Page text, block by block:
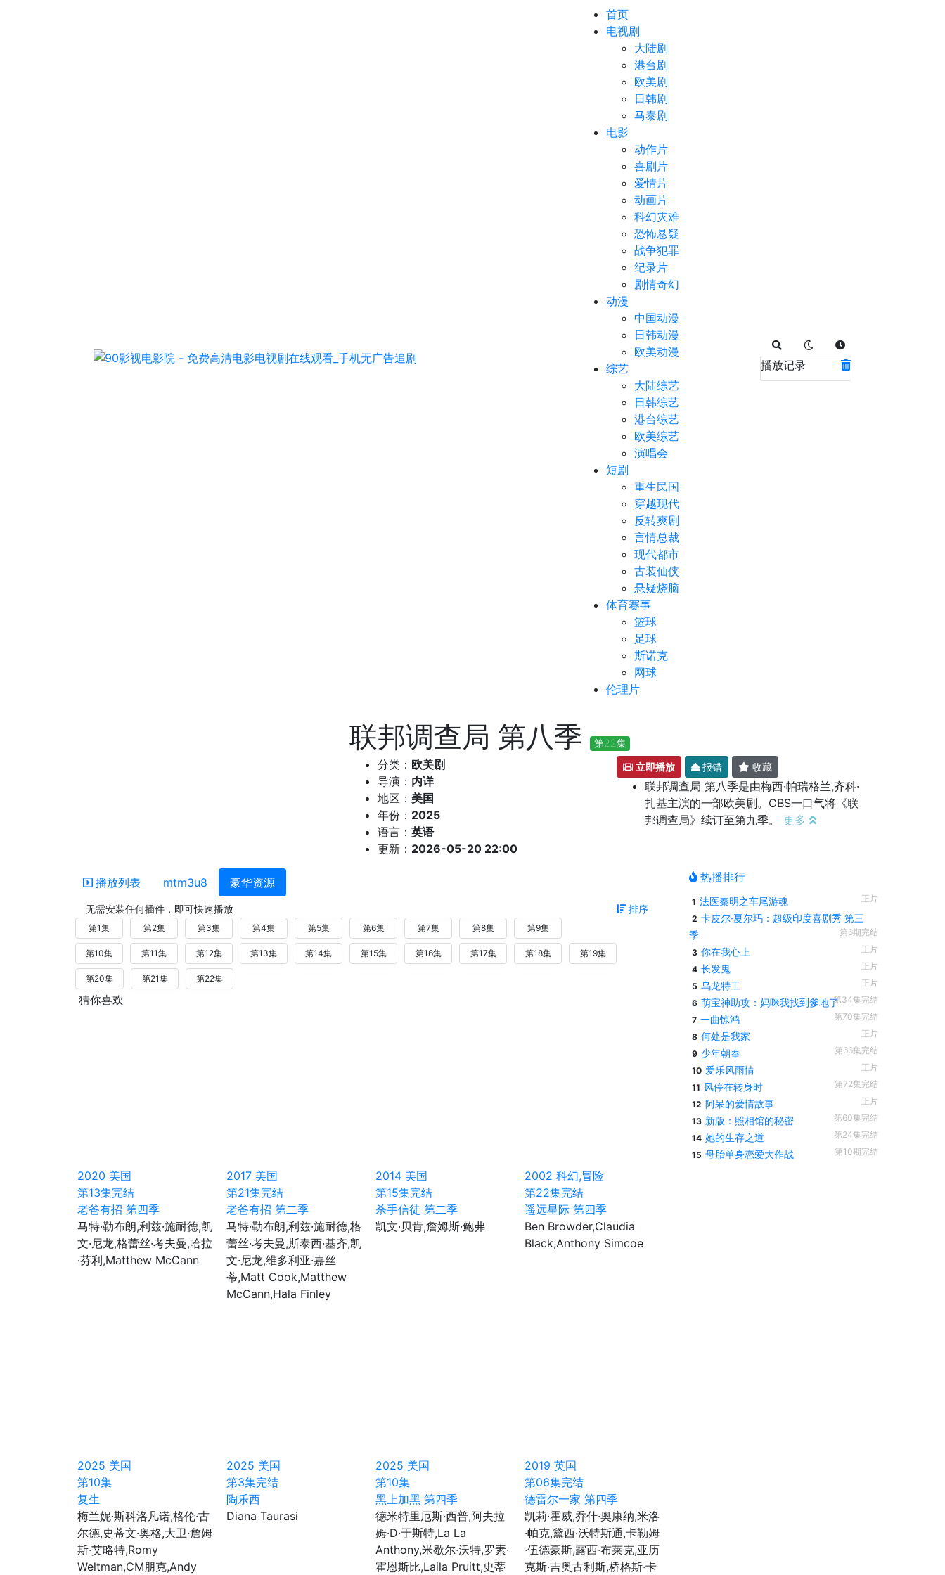
首页
电视剧
大陆剧
港台剧
欧美剧
日韩剧
马泰剧
电影
动作片
喜剧片
爱情片
动画片
科幻灾难
恐怖悬疑
战争犯罪
纪录片
剧情奇幻
动漫
中国动漫
日韩动漫
欧美动漫
综艺
大陆综艺
日韩综艺
港台综艺
欧美综艺
演唱会
短剧
重生民国
穿越现代
反转爽剧
言情总裁
现代都市
古装仙侠
悬疑烧脑
体育赛事
篮球
足球
斯诺克
网球
伦理片
播放记录
联邦调查局 第八季 第22集
分类： 欧美剧
导演： 内详
地区： 美国
年份： 2025
语言： 英语
更新： 2026-05-20 22:00
立即播放 报错 收藏
联邦调查局 第八季是由梅西·帕瑞格兰,齐科·
扎基主演的一部欧美剧。CBS一口气将《联
邦调查局》续订至第九季。 更多
播放列表 mtm3u8 豪华资源
无需安装任何插件，即可快速播放 排序
第1集 第2集 第3集 第4集 第5集 第6集 第7集 第8集 第9集
第10集 第11集 第12集 第13集 第14集 第15集 第16集 第17集 第18集 第19集
第20集 第21集 第22集
猜你喜欢
2020 美国
第13集完结
老爸有招 第四季
马特·勒布朗,利兹·施耐德,凯
文·尼龙,格蕾丝·考夫曼,哈拉
·芬利,Matthew McCann
2017 美国
第21集完结
老爸有招 第二季
马特·勒布朗,利兹·施耐德,格
蕾丝·考夫曼,斯泰西·基齐,凯
文·尼龙,维多利亚·嘉丝
蒂,Matt Cook,Matthew
McCann,Hala Finley
2014 美国
第15集完结
杀手信徒 第二季
凯文·贝肯,詹姆斯·鲍弗
2002 科幻,冒险
第22集完结
遥远星际 第四季
Ben Browder,Claudia
Black,Anthony Simcoe
2025 美国
第10集
复生
梅兰妮·斯科洛凡诺,格伦·古
尔德,史蒂文·奥格,大卫·詹姆
斯·艾略特,Romy
Weltman,CM朋克,Andy
2025 美国
第3集完结
陶乐西
Diana Taurasi
2025 美国
第10集
黑上加黑 第四季
德米特里厄斯·西普,阿夫拉
姆·D·于斯特,La La
Anthony,米歇尔·沃特,罗素·
霍恩斯比,Laila Pruitt,史蒂
2019 英国
第06集完结
德雷尔一家 第四季
凯莉·霍威,乔什·奥康纳,米洛
·帕克,黛西·沃特斯通,卡勒姆
·伍德豪斯,露西·布莱克,亚历
克斯·吉奥古利斯,桥格斯·卡
热播排行
1 法医秦明之车尾游魂
正片
2 卡皮尔·夏尔玛：超级印度喜剧秀 第三
季
第6期完结
3 你在我心上
正片
4 长发鬼
正片
5 乌龙特工
正片
6 萌宝神助攻：妈咪我找到爹地了第34集完结
7 一曲惊鸿
第70集完结
8 何处是我家
正片
9 少年朝奉
第66集完结
10 爱乐风雨情
正片
11 风停在转身时
第72集完结
12 阿呆的爱情故事
正片
13 新版：照相馆的秘密
第60集完结
14 她的生存之道
第24集完结
15 母胎单身恋爱大作战 第10期完结